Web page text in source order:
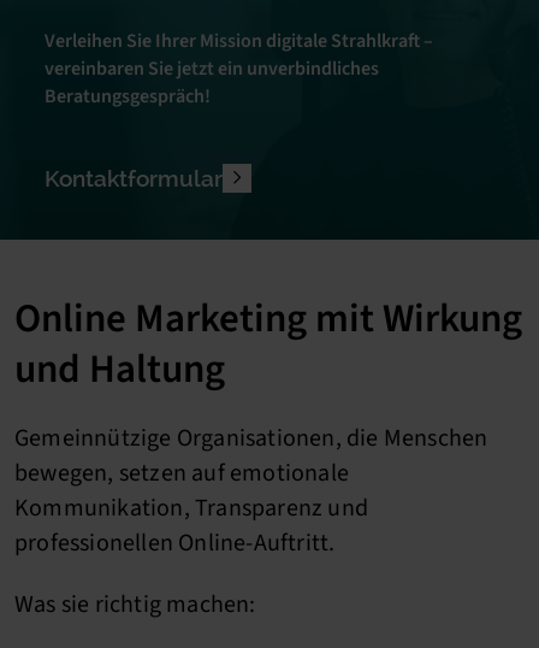
Verleihen Sie Ihrer Mission digitale Strahlkraft –
vereinbaren Sie jetzt ein unverbindliches
Beratungsgespräch!
Kontaktformular
Online Marketing mit Wirkung
und Haltung
Gemeinnützige Organisationen, die Menschen
bewegen, setzen auf emotionale
Kommunikation, Transparenz und
professionellen Online-Auftritt.
Was sie richtig machen: